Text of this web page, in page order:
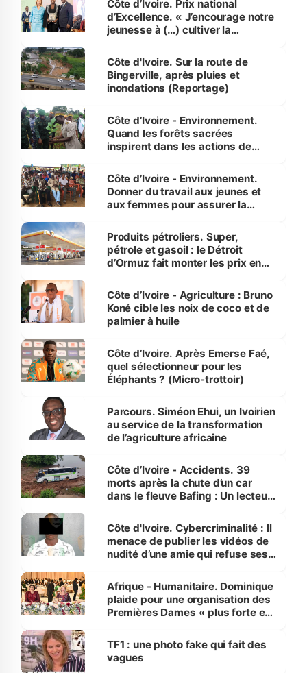
Côte d’Ivoire. Prix national
d’Excellence. « J’encourage notre
jeunesse à (…) cultiver la
(Alassane Ouattara
Côte d'Ivoire. Sur la route de
Bingerville, après pluies et
inondations (Reportage)
Côte d’Ivoire - Environnement.
Quand les forêts sacrées
inspirent dans les actions de
Côte d’Ivoire - Environnement.
Donner du travail aux jeunes et
aux femmes pour assurer la
menacées
Produits pétroliers. Super,
pétrole et gasoil : le Détroit
d’Ormuz fait monter les prix en
Côte d’Ivoire - Agriculture : Bruno
Koné cible les noix de coco et de
palmier à huile
Côte d’Ivoire. Après Emerse Faé,
quel sélectionneur pour les
Éléphants ? (Micro-trottoir)
Parcours. Siméon Ehui, un Ivoirien
au service de la transformation
de l’agriculture africaine
Côte d’Ivoire - Accidents. 39
morts après la chute d’un car
dans le fleuve Bafing : Un lecteur
des Transports
Côte d'Ivoire. Cybercriminalité : Il
menace de publier les vidéos de
nudité d’une amie qui refuse ses
Afrique - Humanitaire. Dominique
plaide pour une organisation des
Premières Dames « plus forte et
sur la scène internationale »
TF1 : une photo fake qui fait des
vagues